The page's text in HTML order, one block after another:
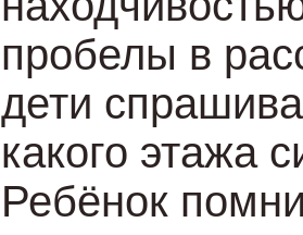
пробелы в
дети
какого этажа
Ребёнок